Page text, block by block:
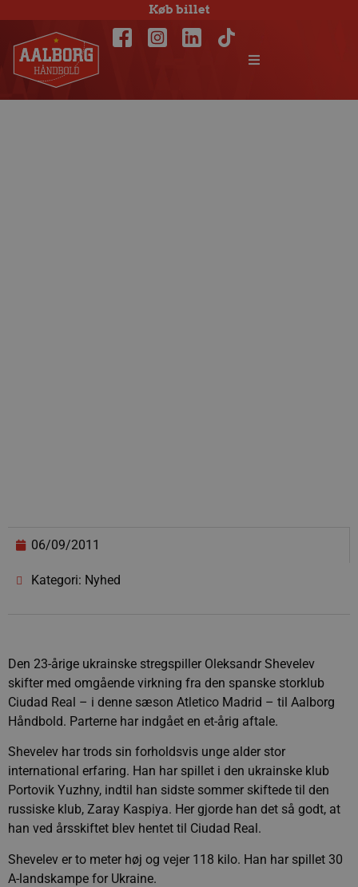
Køb billet
06/09/2011
Kategori: Nyhed
Den 23-årige ukrainske stregspiller Oleksandr Shevelev
skifter med omgående virkning fra den spanske storklub
Ciudad Real – i denne sæson Atletico Madrid – til Aalborg
Håndbold. Parterne har indgået en et-årig aftale.
Shevelev har trods sin forholdsvis unge alder stor
international erfaring. Han har spillet i den ukrainske klub
Portovik Yuzhny, indtil han sidste sommer skiftede til den
russiske klub, Zaray Kaspiya. Her gjorde han det så godt, at
han ved årsskiftet blev hentet til Ciudad Real.
Shevelev er to meter høj og vejer 118 kilo. Han har spillet 30
A-landskampe for Ukraine.